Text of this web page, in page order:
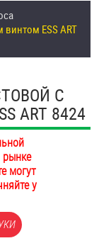
ESS ART
С
ART 8424
рынке
могут
у